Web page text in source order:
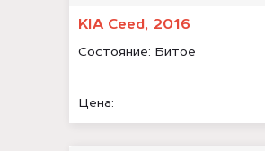
KIA Ceed, 2016
Состояние: Битое
Цена: